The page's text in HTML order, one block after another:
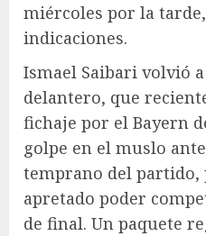
miércoles por la
indicaciones.
Ismael Saibari volvió
delantero, que
fichaje por el Bayern
golpe en el muslo
temprano del partido,
apretado poder
de final. Un paquete